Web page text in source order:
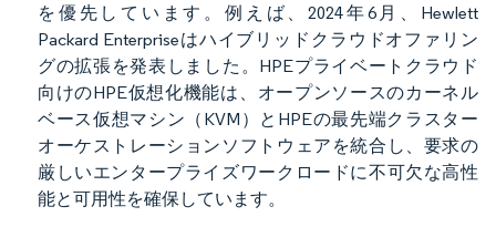
を優先しています。例えば、2024年6月、Hewlett
Packard Enterpriseはハイブリッドクラウドオファリン
グの拡張を発表しました。HPEプライベートクラウド
向けのHPE仮想化機能は、オープンソースのカーネル
ベース仮想マシン（KVM）とHPEの最先端クラスター
オーケストレーションソフトウェアを統合し、要求の
厳しいエンタープライズワークロードに不可欠な高性
能と可用性を確保しています。